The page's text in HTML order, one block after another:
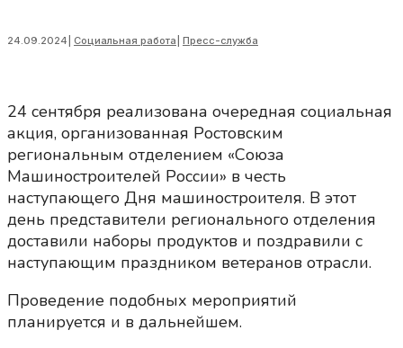
24.09.2024 Социальная работа Пресс-служба
24 сентября реализована очередная социальная
акция, организованная Ростовским
региональным отделением «Союза
Машиностроителей России» в честь
наступающего Дня машиностроителя. В этот
день представители регионального отделения
доставили наборы продуктов и поздравили с
наступающим праздником ветеранов отрасли.
Проведение подобных мероприятий
планируется и в дальнейшем.